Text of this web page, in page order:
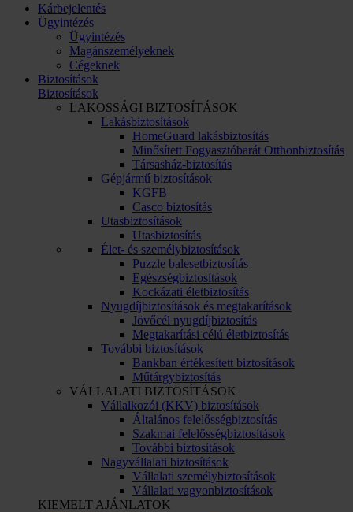
Kárbejelentés
Ügyintézés
Ügyintézés
Magánszemélyeknek
Cégeknek
Biztosítások
Biztosítások
LAKOSSÁGI BIZTOSÍTÁSOK
Lakásbiztosítások
HomeGuard lakásbiztosítás
Minősített Fogyasztóbarát Otthonbiztosítás
Társasház-biztosítás
Gépjármű biztosítások
KGFB
Casco biztosítás
Utasbiztosítások
Utasbiztosítás
Élet- és személybiztosítások
Puzzle balesetbiztosítás
Egészségbiztosítások
Kockázati életbiztosítás
Nyugdíjbiztosítások és megtakarítások
Jövőcél nyugdíjbiztosítás
Megtakarítási célú életbiztosítás
További biztosítások
Bankban értékesített biztosítások
Műtárgybiztosítás
VÁLLALATI BIZTOSÍTÁSOK
Vállalkozói (KKV) biztosítások
Általános felelősségbiztosítás
Szakmai felelősségbiztosítások
További biztosítások
Nagyvállalati biztosítások
Vállalati személybiztosítások
Vállalati vagyonbiztosítások
KIEMELT AJÁNLATOK